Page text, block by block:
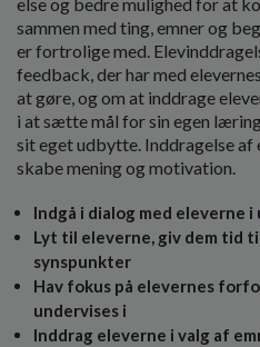
sammen med ting, emner og
er fortrolige med.
feedback, der har med
at gøre, og om at inddrage
i at sætte mål for sin egen
sit eget udbytte. Inddragelse
skabe mening og motivation.
Indgå i dialog med eleverne
Lyt til eleverne, giv dem tid
syns­punkter
Hav fokus på elevernes
undervises i
Inddrag eleverne i valg af